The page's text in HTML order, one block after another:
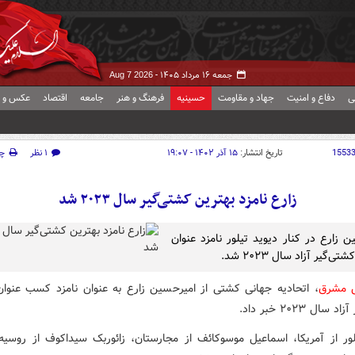
جمعه ۱۶ مرداد ۱۴۰۵ - Aug 7 2026
دفاع و امنیت جهاد و مقاومت حسینیه فرهنگ و هنر جامعه اقتصاد عکس و
تاریخ انتشار: ۱۵ آذر ۱۴۰۲ - ۱۹:۰۷ ۱ نظر
زارع نامزد بهترین کشتی‌گیر سال ۲۰۲۳ شد
زارع در کنار دیوید تیلور نامزد عنوان
آزاد سال ۲۰۲۳ شد.
مشرق، اتحادیه جهانی کشتی از امیرحسین زارع به عنوان نامزد کسب
۲۰۲۳ خبر داد.
از آمریکا، اسماعیل موسوکائف از مجارستان، زائوربک سیداکوف از